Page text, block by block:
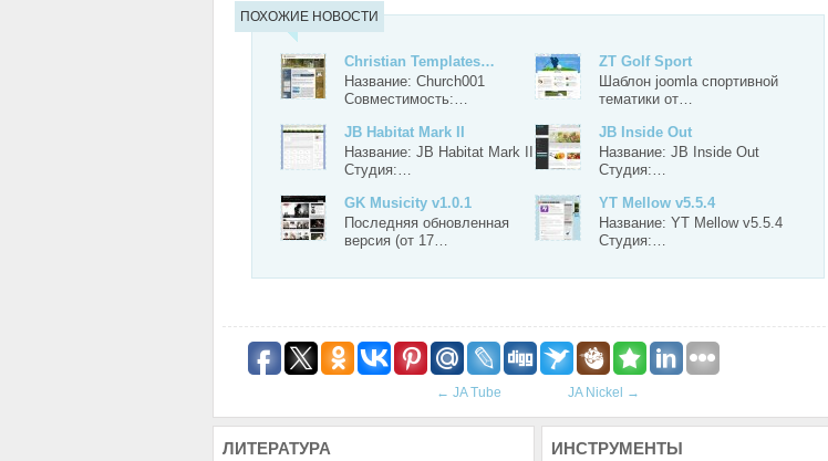
ПОХОЖИЕ НОВОСТИ
Christian Templates…
Название: Сhurch001
Совместимость:…
ZT Golf Sport
Шаблон joomla спортивной
тематики от…
JB Habitat Mark II
Название: JB Habitat Mark II
Студия:…
JB Inside Out
Название: JB Inside Out
Студия:…
GK Musicity v1.0.1
Последняя обновленная
версия (от 17…
YT Mellow v5.5.4
Название: YT Mellow v5.5.4
Студия:…
← JA Tube JA Nickel →
ЛИТЕРАТУРА ИНСТРУМЕНТЫ